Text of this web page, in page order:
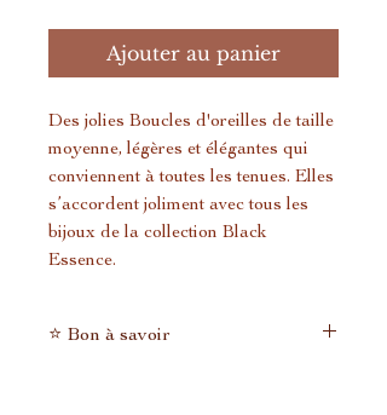
Ajouter au panier
Des jolies Boucles d'oreilles de taille
moyenne, légères et élégantes qui
conviennent à toutes les tenues. Elles
s’accordent joliment avec tous les
bijoux de la collection Black
Essence.
⭐ Bon à savoir